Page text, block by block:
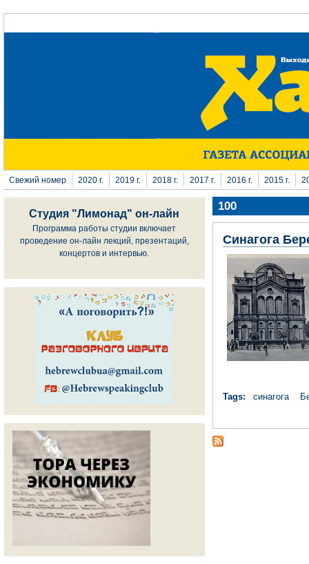
Перейти к основному содержанию
Свежий номер 2020 г. 2019 г. 2018 г. 2017 г. 2016 г. 2015 г.
Студия "Лимонад" он-лайн
Программа работы студии включает
проведение он-лайн лекций, презентаций,
концертов и интервью.
100
Синагога
Tags: синагога